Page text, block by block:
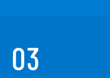
03